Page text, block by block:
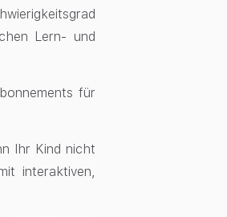
Lern- und
für
Ihr Kind nicht
interaktiven,